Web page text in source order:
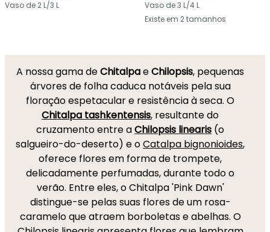
Vaso de 2 L/3 L
Vaso de 3 L/4 L
Existe em 2 tamanhos
A nossa gama deChitalpaeChilopsis, pequenas
árvores de folha caduca notáveis pela sua
floração espetacular e resistência à seca. O
Chitalpa tashkentensis, resultante do
cruzamento entre aChilopsis linearis (o
salgueiro-do-deserto) e oCatalpa bignonioides,
oferece flores em forma de trompete,
delicadamente perfumadas, durante todo o
verão. Entre eles, o Chitalpa 'Pink Dawn'
distingue-se pelas suas flores de um rosa-
caramelo que atraem borboletas e abelhas. O